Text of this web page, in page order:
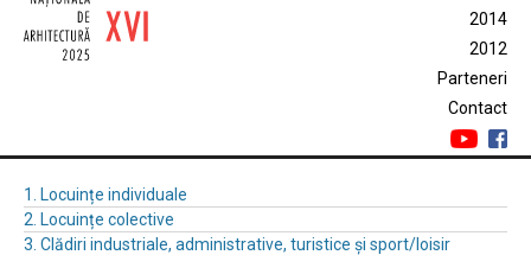
2014
2012
Parteneri
Contact
1. Locuințe individuale
2. Locuințe colective
3. Clădiri industriale, administrative, turistice și sport/loisir